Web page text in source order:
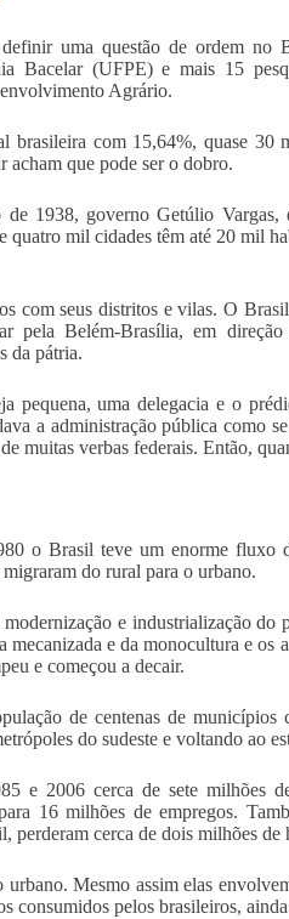
uma questão de ordem
Bacelar (UFPE) e mais 15
Agrário.
brasileira com 15,64%, quase 30
acham que pode ser o dobro.
1938, governo Getúlio
quatro mil cidades têm até 20 mil
com seus distritos e vilas. O
pela Belém-Brasília, em
da pátria.
pequena, uma delegacia e o
a administração pública como
muitas verbas federais. Então,
o Brasil teve um enorme fluxo
do rural para o urbano.
e industrialização do
e da monocultura e os
e começou a decair.
de centenas de
do sudeste e voltando ao
e 2006 cerca de sete milhões
16 milhões de empregos.
perderam cerca de dois milhões de
Mesmo assim elas
consumidos pelos brasileiros,